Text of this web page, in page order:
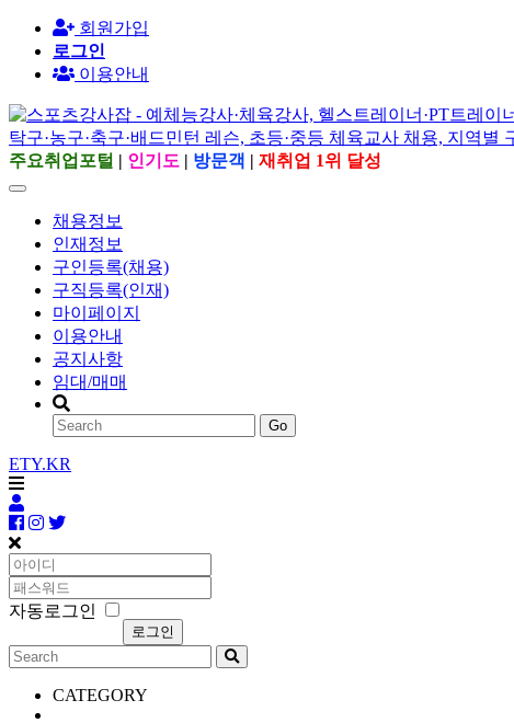
회원가입
로그인
이용안내
주요취업포털 | 인기도 | 방문객 | 재취업 1위 달성
채용정보
인재정보
구인등록(채용)
구직등록(인재)
마이페이지
이용안내
공지사항
임대/매매
Go
ETY.KR
자동로그인
CATEGORY